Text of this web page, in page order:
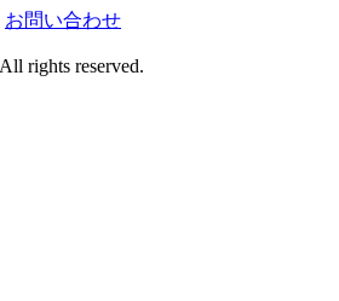
お問い合わせ
rights reserved.